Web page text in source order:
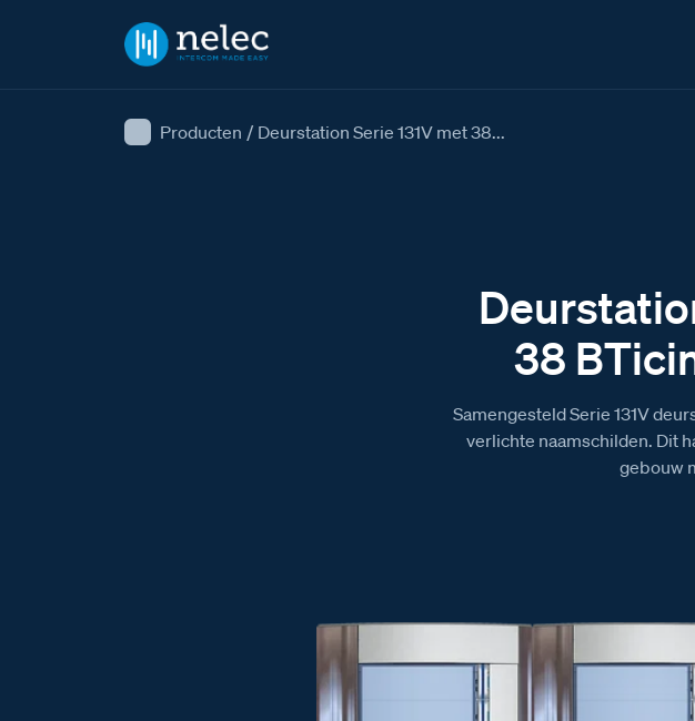
Producten / Deurstation Serie 131V met 38...
38
Samengesteld Serie 131V
verlichte naamschilden. Dit
gebouw